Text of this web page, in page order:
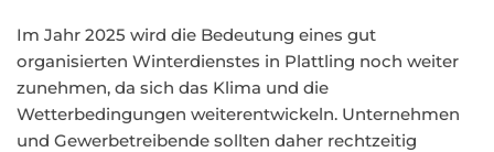
Im Jahr 2025 wird die Bedeutung eines gut
organisierten Winterdienstes in Plattling noch weiter
zunehmen, da sich das Klima und die
Wetterbedingungen weiterentwickeln. Unternehmen
und Gewerbetreibende sollten daher rechtzeitig